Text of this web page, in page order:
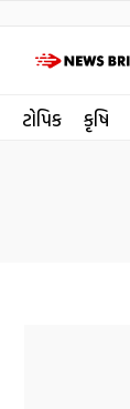
ટોપિક કૃષિ